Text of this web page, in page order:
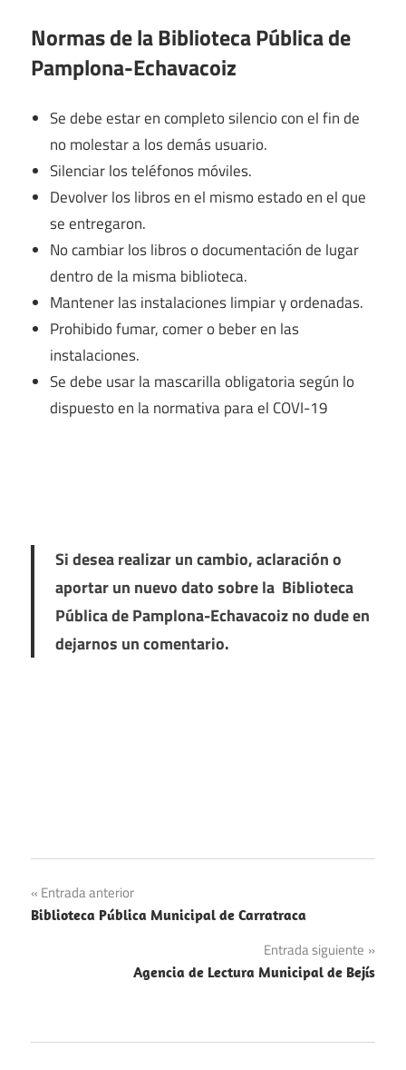
Normas de la Biblioteca Pública de
Pamplona-Echavacoiz
Se debe estar en completo silencio con el fin de
no molestar a los demás usuario.
Silenciar los teléfonos móviles.
Devolver los libros en el mismo estado en el que
se entregaron.
No cambiar los libros o documentación de lugar
dentro de la misma biblioteca.
Mantener las instalaciones limpiar y ordenadas.
Prohibido fumar, comer o beber en las
instalaciones.
Se debe usar la mascarilla obligatoria según lo
dispuesto en la normativa para el COVI-19
Si desea realizar un cambio, aclaración o
aportar un nuevo dato sobre la Biblioteca
Pública de Pamplona-Echavacoiz no dude en
dejarnos un comentario.
Navegación
de
Entrada anterior
Biblioteca Pública Municipal de Carratraca
Entrada siguiente
Agencia de Lectura Municipal de Bejís